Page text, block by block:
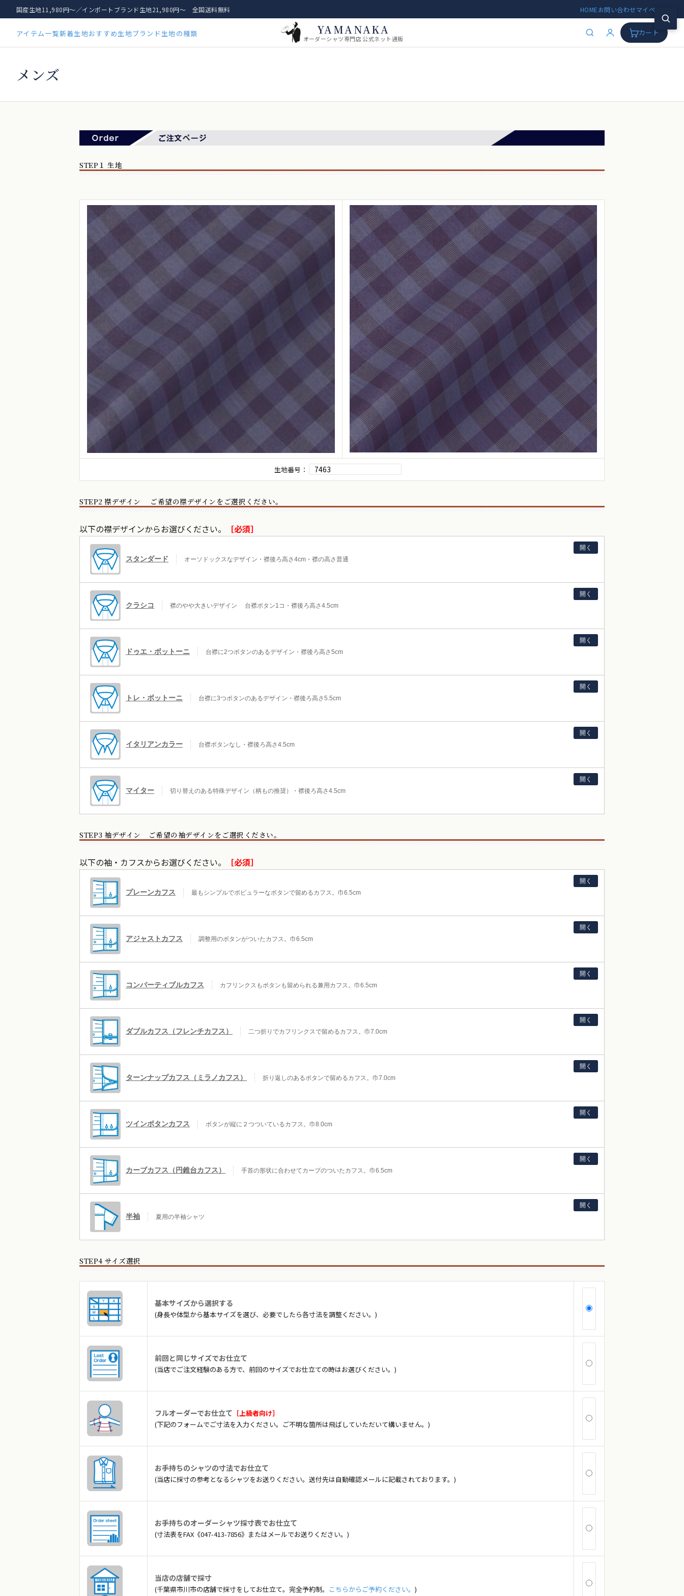
国産生地11,980円〜／インポートブランド生地21,980円〜 全国送料無料 HOMEお問い合わせマイページ
YAMANAKA
オーダーシャツ専門店 公式ネット通販
アイテム一覧新着生地おすすめ生地ブランド生地の種類 カート
メンズ
STEP１ 生地
生地番号：
STEP2 襟デザイン ご希望の襟デザインをご選択ください。
以下の襟デザインからお選びください。 ［必須］
スタンダード オーソドックスなデザイン・襟後ろ高さ4cm・襟の高さ普通
開く
クラシコ 襟のやや大きいデザイン 台襟ボタン1コ・襟後ろ高さ4.5cm
開く
ドゥエ・ボットーニ 台襟に2つボタンのあるデザイン・襟後ろ高さ5cm
開く
トレ・ボットーニ 台襟に3つボタンのあるデザイン・襟後ろ高さ5.5cm
開く
イタリアンカラー 台襟ボタンなし・襟後ろ高さ4.5cm
開く
マイター 切り替えのある特殊デザイン（柄もの推奨）・襟後ろ高さ4.5cm
開く
STEP3 袖デザイン ご希望の袖デザインをご選択ください。
以下の袖・カフスからお選びください。 ［必須］
プレーンカフス 最もシンプルでポピュラーなボタンで留めるカフス。巾6.5cm
開く
アジャストカフス 調整用のボタンがついたカフス。巾6.5cm
開く
コンバーティブルカフス カフリンクスもボタンも留められる兼用カフス。巾6.5cm
開く
ダブルカフス（フレンチカフス） 二つ折りでカフリンクスで留めるカフス。巾7.0cm
開く
ターンナップカフス（ミラノカフス） 折り返しのあるボタンで留めるカフス。巾7.0cm
開く
ツインボタンカフス ボタンが縦に２つついているカフス。巾8.0cm
開く
カーブカフス（円錐台カフス） 手首の形状に合わせてカーブのついたカフス。巾6.5cm
開く
半袖 夏用の半袖シャツ
開く
STEP4 サイズ選択
基本サイズから選択する
(身長や体型から基本サイズを選び、必要でしたら各寸法を調整ください。)
前回と同じサイズでお仕立て
(当店でご注文経験のある方で、前回のサイズでお仕立ての時はお選びください。)
フルオーダーでお仕立て ［上級者向け］
(下記のフォームでご寸法を入力ください。ご不明な箇所は飛ばしていただいて構いません。)
お手持ちのシャツの寸法でお仕立て
(当店に採寸の参考となるシャツをお送りください。送付先は自動確認メールに記載されております。)
お手持ちのオーダーシャツ採寸表でお仕立て
(寸法表をFAX《047-413-7856》またはメールでお送りください。)
当店の店舗で採寸
(千葉県市川市の店舗で採寸をしてお仕立て。完全予約制。 こちらからご予約ください。 )